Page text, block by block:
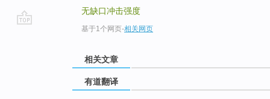
无缺口冲击强度
基于1个网页-相关网页
相关文章
有道翻译